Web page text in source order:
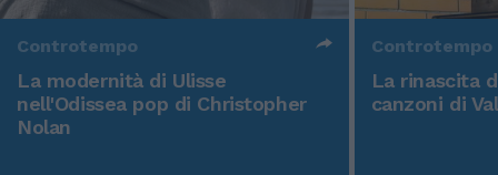
Controtempo
La modernità di Ulisse
nell'Odissea pop di Christopher
Nolan
Controtempo
La rinascita
canzoni di